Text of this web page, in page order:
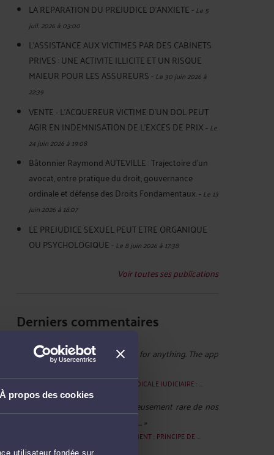
À propos des cookies
utilisateur fondée sur
LA REPARATION DU PREJUDICE D’ANXIETE-Le 5
juil. 2026 à 03:00
L'ASSISTANCE AUX VICTIMES PAR DES CABINETS
PRIVES : UNE ACTIVITE ILLICITE ET UN RISQUE
MAJEUR POUR LES ASSUREURS-Le 30 juin 2026 à
22:39
VENTE - L'ACQUEREUR VICTIME D'UN DOL PEUT
AGIR EN INDEMNISATION DE L'EXCES DE PRIX-Le
24 juin 2026 à 19:08
Bâtonnier Raymond AUTEVILLE : Trajectoire d’un
avocat, entre pratique du droit, gouvernance
ordinale et défense des Droits Fondamentaux.-Le 13
juin 2026 à 18:07
LE PREJUDICE SEXUEL PEUT ETRE ORGANIQUE
OU PSYCHOLOGIQUE-Le 8 juin 2026 à 17:38
Voir toutes ses publications
Derniers commentaires
tjdykut :« You don’t need to pay for anything. The app
EXPERTISE MEDICALE JUDICIAIRE : ...
« Il est malheureusement rare de nos
jours de tomber sur des prêteurs ... »
CAUTIONNEMENT : PRINCIPE DE ...